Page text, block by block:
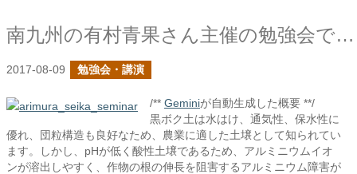
南九州の有村青果さん主催の勉強会で基肥の話をしました
2017-08-09 勉強会・講演
/** Geminiが自動生成した概要 **/
黒ボク土は水はけ、通気性、保水性に
優れ、団粒構造も良好なため、農業に適した土壌として知られてい
ます。しかし、pHが低く酸性土壌であるため、アルミニウムイオ
ンが溶出しやすく、作物の根の伸長を阻害するアルミニウム障害が